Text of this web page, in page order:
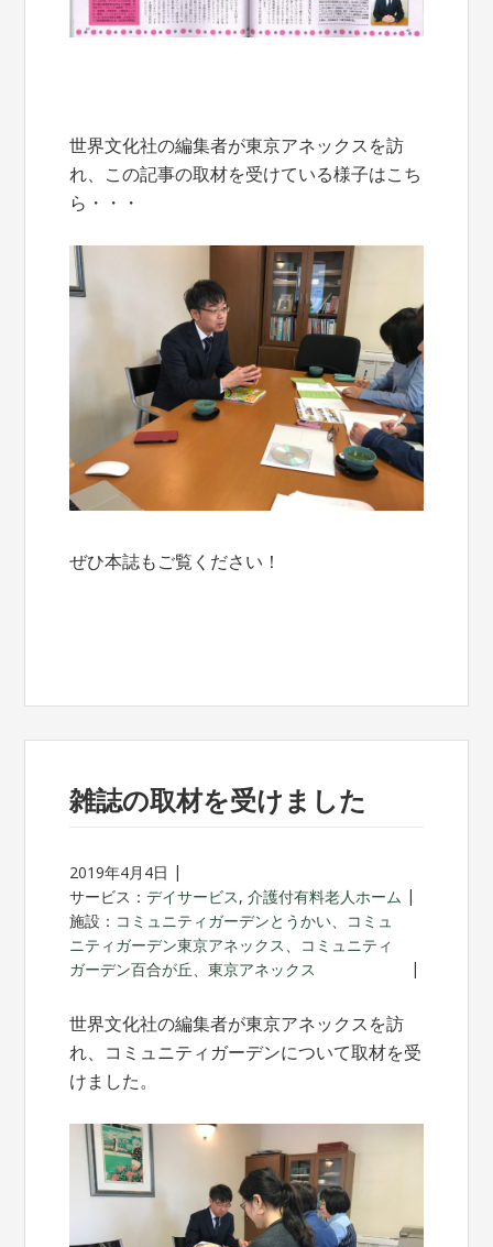
世界文化社の編集者が東京アネックスを訪
れ、この記事の取材を受けている様子はこち
ら・・・
ぜひ本誌もご覧ください！
雑誌の取材を受けました
2019年4月4日
サービス：デイサービス,介護付有料老人ホーム
施設： コミュニティガーデンとうかい
コミュ
ニティガーデン東京アネックス
コミュニティ
ガーデン百合が丘 、東京アネックス
世界文化社の編集者が東京アネックスを訪
れ、コミュニティガーデンについて取材を受
けました。